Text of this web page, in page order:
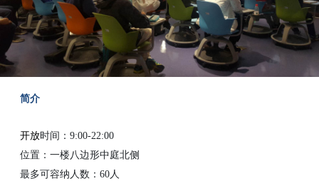
简介
开放时间：9:00-22:00
位置：一楼八边形中庭北侧
最多可容纳人数：60人